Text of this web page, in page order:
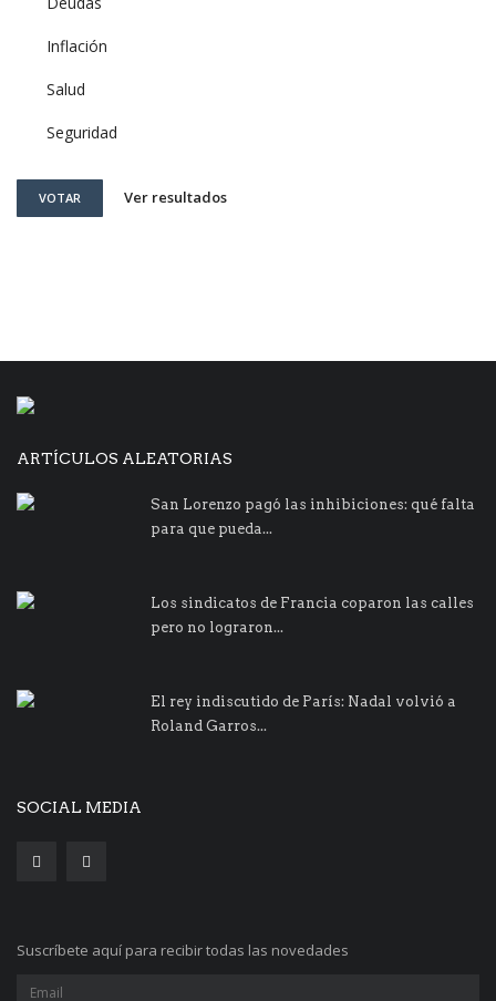
Inflación
Salud
Seguridad
VOTAR Ver resultados
ARTÍCULOS ALEATORIAS
San Lorenzo pagó las inhibiciones: qué falta
para que pueda...
Los sindicatos de Francia coparon las calles
pero no lograron...
El rey indiscutido de París: Nadal volvió a
Roland Garros...
SOCIAL MEDIA
Suscríbete aquí para recibir todas las novedades